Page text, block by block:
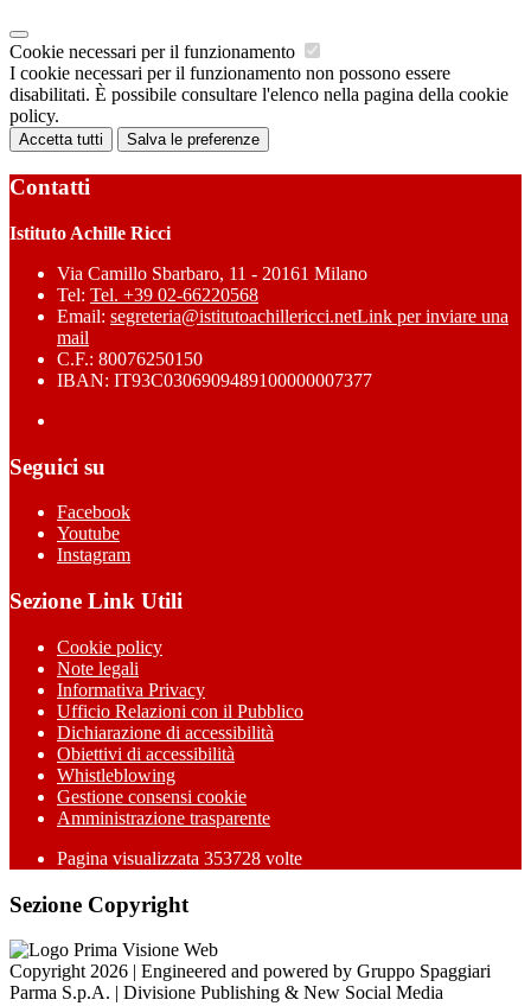
Cookie necessari per il funzionamento
I cookie necessari per il funzionamento non possono essere
disabilitati. È possibile consultare l'elenco nella pagina della cookie
policy.
Accetta tutti Salva le preferenze
Contatti
Istituto Achille Ricci
Via Camillo Sbarbaro, 11 - 20161 Milano
Tel: Tel. +39 02-66220568
Email: segreteria@istitutoachillericci.netLink per inviare una
mail
C.F.: 80076250150
IBAN: IT93C0306909489100000007377
Seguici su
Facebook
Youtube
Instagram
Sezione Link Utili
Cookie policy
Note legali
Informativa Privacy
Ufficio Relazioni con il Pubblico
Dichiarazione di accessibilità
Obiettivi di accessibilità
Whistleblowing
Gestione consensi cookie
Amministrazione trasparente
Pagina visualizzata 353728 volte
Sezione Copyright
Copyright 2026 | Engineered and powered by Gruppo Spaggiari
Parma S.p.A. | Divisione Publishing & New Social Media